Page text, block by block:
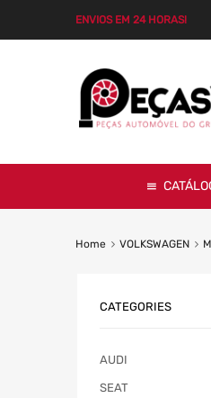
ENVIOS EM 24 HORAS!
Home VOLKSWAGEN
CATEGORIES
AUDI
SEAT